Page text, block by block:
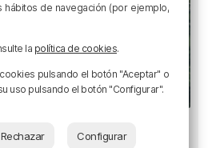
en un accidente entre
en Muskiz
hábitos de navegación (por ejemplo,
la política de cookies.
pulsando el botón "Aceptar" o
uso pulsando el botón "Configurar".
Rechazar Configurar